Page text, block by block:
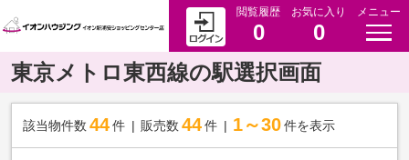
閲覧履歴
0
お気に入り
0
メニュー
東京メトロ東西線の駅選択画面
該当物件数 44件 販売数 44 件 1～30 件を表示